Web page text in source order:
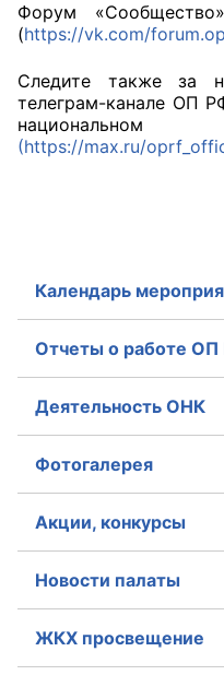
Форум
(https://vk.com/
Следите также за
телеграм-канале ОП
национальном
(https://max.ru/
Календарь
Отчеты о работе ОП
Деятельность ОНК
Фотогалерея
Акции, конкурсы
Новости палаты
ЖКХ просвещение